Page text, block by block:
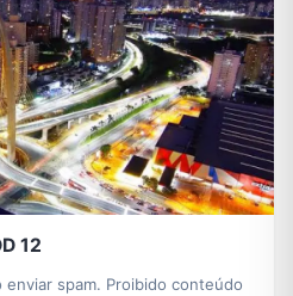
12
spam. Proibido conteúdo